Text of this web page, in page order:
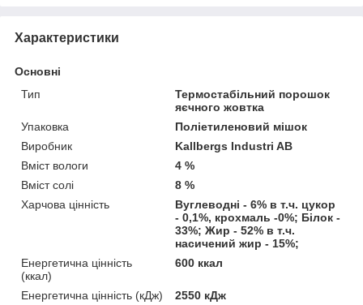
Характеристики
Основні
Тип
Термостабільний порошок
яєчного жовтка
Упаковка
Поліетиленовий мішок
Виробник
Kallbergs Industri AB
Вміст вологи
4 %
Вміст солі
8 %
Харчова цінність
Вуглеводні - 6% в т.ч. цукор
- 0,1%, крохмаль -0%; Білок -
33%; Жир - 52% в т.ч.
насичений жир - 15%;
Енергетична цінність
(ккал)
600 ккал
Енергетична цінність (кДж)
2550 кДж